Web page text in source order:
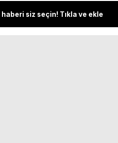
haberi siz seçin! Tıkla ve ekle